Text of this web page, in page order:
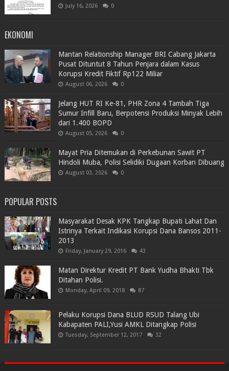
July 16, 2026 0
EKONOMI
Mantan Relationship Manager BRI Cabang Jakarta
Pusat Dituntut 8 Tahun Penjara dalam Kasus
Korupsi Kredit Fiktif Rp122 Miliar
August 06, 2026 0
Jelang HUT RI Ke-81, PHR Zona 4 Tambah Tiga
Sumur Infill Baru, Berpotensi Produksi Minyak Lebih
dari 1.400 BOPD
August 05, 2026 0
Mayat Pria Ditemukan di Perkebunan Sawit PT
Hindoli Muba, Polisi Selidiki Dugaan Korban Dibuang
August 03, 2026 0
POPULAR POSTS
Masyarakat Desak KPK Tangkap Bupati Lahat Dan
Istrinya Terkait Indikasi Korupsi Dana Bansos 2011-
2013
Friday, January 29, 2016 43
Matan Direktur Kredit PT Bank Yudha Bhakti Tbk
Ditahan Polisi.
Monday, April 09, 2018 87
Pelaku Korupsi Dana BLUD RSUD Talang Ubi
Kabapaten PALI,Yusi AMKL Ditangkap Polisi
Tuesday, September 12, 2017 32